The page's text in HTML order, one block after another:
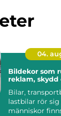
04.
Bildekor som
reklam, skydd
Bilar,
lastbilar rör sig
människor